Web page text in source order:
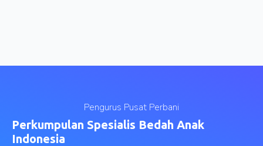
Pengurus Pusat Perbani
Perkumpulan Spesialis Bedah Anak
Indonesia